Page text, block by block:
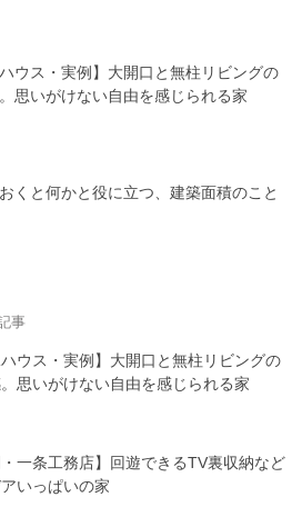
ハウス・実例】大開口と無柱リビングの
思いがけない自由を感じられる家
くと何かと役に立つ、建築面積のこと
ハウス・実例】大開口と無柱リビングの
思いがけない自由を感じられる家
・一条工務店】回遊できるTV裏収納など
いっぱいの家